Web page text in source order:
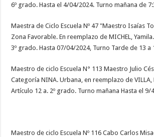
6º grado. Hasta el 4/04/2024. Turno mañana de
Maestra de Ciclo Escuela Nº 47 "Maestro Isaías
Zona Favorable. En reemplazo de MICHEL,
3º grado. Hasta 07/04/2024, Turno Tarde de 13 a
Maestro de ciclo Escuela N° 113 Maestro Julio
Categoría NINA. Urbana, en reemplazo de VILLA,
Artículo 12 a. 2º grado. Turno mañana Hasta el 9/
Maestro de ciclo Escuela Nº 116 Cabo Carlos